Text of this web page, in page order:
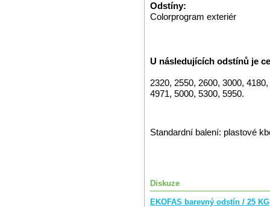
Odstíny:
Colorprogram exteriér
U následujících odstínů je
2320, 2550, 2600, 3000,
4971, 5000, 5300, 5950.
Standardní balení: plastové
Diskuze
EKOFAS barevný odstín / 25 KG